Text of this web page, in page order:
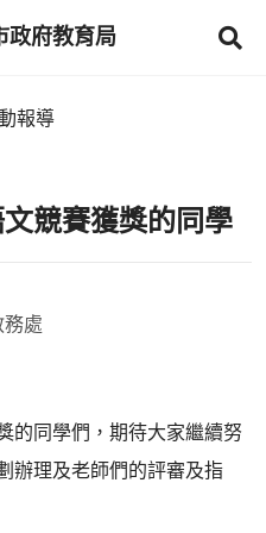
政府教育局
報導
競賽獲獎的同學
務處
的同學們，期待大家繼續努
辦理及老師們的評審及指